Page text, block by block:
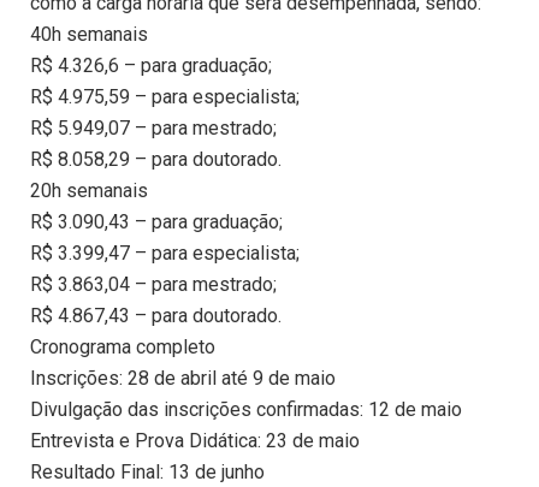
40h semanais
R$ 4.326,6 – para graduação;
R$ 4.975,59 – para especialista;
R$ 5.949,07 – para mestrado;
R$ 8.058,29 – para doutorado.
20h semanais
R$ 3.090,43 – para graduação;
R$ 3.399,47 – para especialista;
R$ 3.863,04 – para mestrado;
R$ 4.867,43 – para doutorado.
Cronograma completo
Inscrições: 28 de abril até 9 de maio
Divulgação das inscrições confirmadas: 12 de maio
Entrevista e Prova Didática: 23 de maio
Resultado Final: 13 de junho